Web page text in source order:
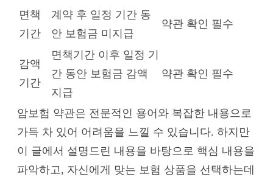
면책
기간
계약 후 일정 기간 동
안 보험금 미지급
약관 확인 필수
감액
기간
면책기간 이후 일정 기
간 동안 보험금 감액
지급
약관 확인 필수
암보험 약관은 전문적인 용어와 복잡한 내용으로
가득 차 있어 어려움을 느낄 수 있습니다. 하지만
이 글에서 설명드린 내용을 바탕으로 핵심 내용을
파악하고, 자신에게 맞는 보험 상품을 선택하는데